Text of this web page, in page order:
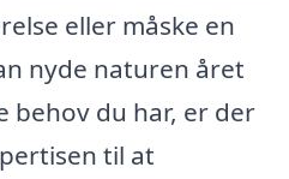
eller måske en
nyde naturen året
behov du har, er der
til at